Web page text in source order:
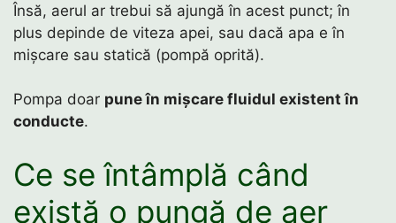
Însă, aerul ar trebui să ajungă în acest punct; în
plus depinde de viteza apei, sau dacă apa e în
mișcare sau statică (pompă oprită).
Pompa doar pune în mișcare fluidul existent în
conducte.
Ce se întâmplă când
există o pungă de aer